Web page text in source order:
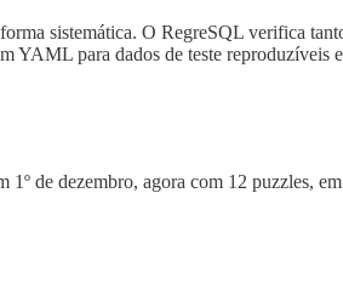
sistemática. O RegreSQL verifica
YAML para dados de teste reproduzíveis
1º de dezembro, agora com 12